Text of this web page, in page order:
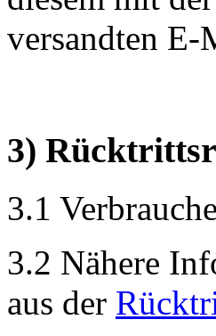
versandten E-
3)
3.1
3.2 Nähere
aus der